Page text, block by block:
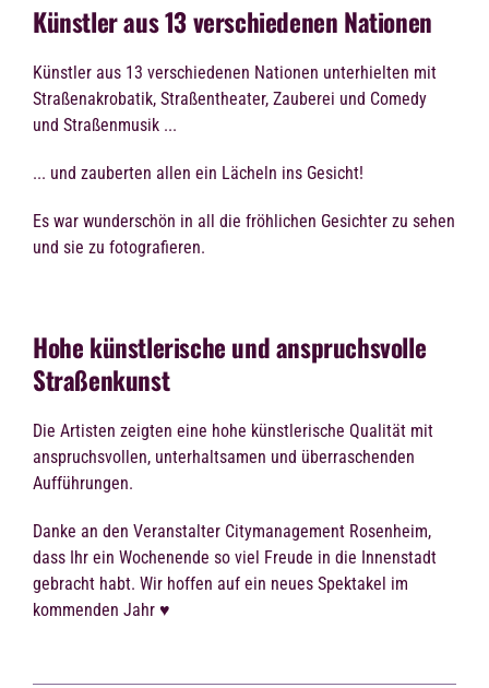
Künstler aus 13 verschiedenen Nationen
Künstler aus 13 verschiedenen Nationen unterhielten mit
Straßenakrobatik, Straßentheater, Zauberei und Comedy
und Straßenmusik ...
... und zauberten allen ein Lächeln ins Gesicht!
Es war wunderschön in all die fröhlichen Gesichter zu sehen
und sie zu fotografieren.
Hohe künstlerische und anspruchsvolle
Straßenkunst
Die Artisten zeigten eine hohe künstlerische Qualität mit
anspruchsvollen, unterhaltsamen und überraschenden
Aufführungen.
Danke an den Veranstalter Citymanagement Rosenheim,
dass Ihr ein Wochenende so viel Freude in die Innenstadt
gebracht habt. Wir hoffen auf ein neues Spektakel im
kommenden Jahr ♥